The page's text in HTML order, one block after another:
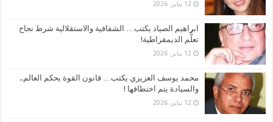
12 يناير، 2026
ابراهيم الصياد يكتب… الشفافية والاستقلالية شرط نجاح
تعلُّم الديمقراطية!
12 يناير، 2026
محمد يوسف العزيزي يكتب… قانون القوة يحكم العالم..
والسيادة يتم اختطافها !
12 يناير، 2026